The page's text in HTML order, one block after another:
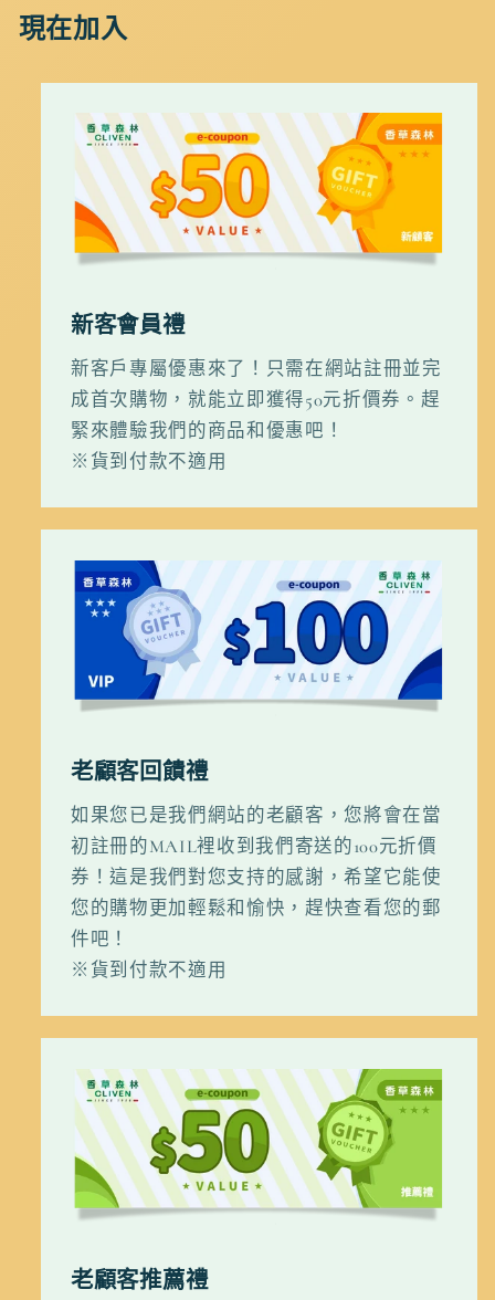
現在加入
新客會員禮
新客戶專屬優惠來了！只需在網站註冊並完
成首次購物，就能立即獲得50元折價券。趕
緊來體驗我們的商品和優惠吧！
※貨到付款不適用
老顧客回饋禮
如果您已是我們網站的老顧客，您將會在當
初註冊的MAIL裡收到我們寄送的100元折價
券！這是我們對您支持的感謝，希望它能使
您的購物更加輕鬆和愉快，趕快查看您的郵
件吧！
※貨到付款不適用
老顧客推薦禮